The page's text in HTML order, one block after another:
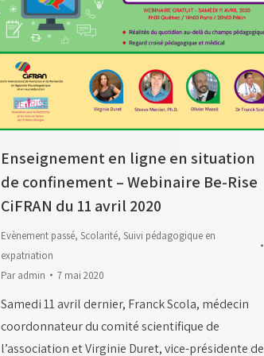
Enseignement en ligne en situation
de confinement – Webinaire Be-Rise
CiFRAN du 11 avril 2020
Evènement passé, Scolarité, Suivi pédagogique en
expatriation
Paradmin 7 mai 2020
Samedi 11 avril dernier, Franck Scola, médecin
coordonnateur du comité scientifique de
l’association et Virginie Duret, vice-présidente de